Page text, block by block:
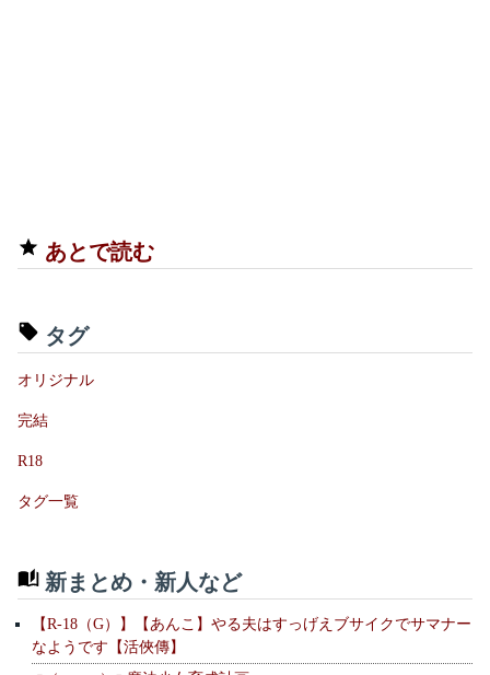
あとで読む
タグ
オリジナル
完結
R18
タグ一覧
新まとめ・新人など
【R-18（G）】【あんこ】やる夫はすっげえブサイクでサマナー
なようです【活俠傳】